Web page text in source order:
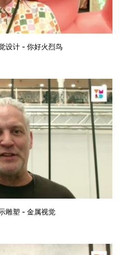
设计 - 你好火烈鸟
雕塑 - 金属视觉